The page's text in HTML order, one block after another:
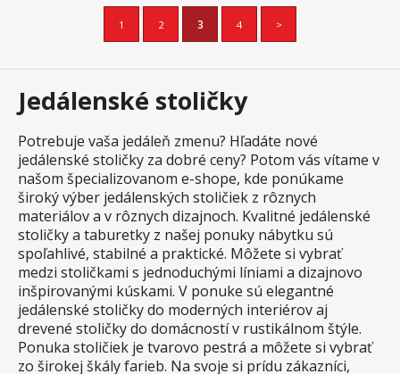
1 2 3 4 >
Jedálenské stoličky
Potrebuje vaša jedáleň zmenu? Hľadáte nové
jedálenské stoličky za dobré ceny? Potom vás vítame v
našom špecializovanom e-shope, kde ponúkame
široký výber jedálenských stoličiek z rôznych
materiálov a v rôznych dizajnoch. Kvalitné jedálenské
stoličky a taburetky z našej ponuky nábytku sú
spoľahlivé, stabilné a praktické. Môžete si vybrať
medzi stoličkami s jednoduchými líniami a dizajnovo
inšpirovanými kúskami. V ponuke sú elegantné
jedálenské stoličky do moderných interiérov aj
drevené stoličky do domácností v rustikálnom štýle.
Ponuka stoličiek je tvarovo pestrá a môžete si vybrať
zo širokej škály farieb. Na svoje si prídu zákazníci,